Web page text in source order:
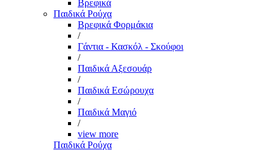
Βρεφικά
Παιδικά Ρούχα
Βρεφικά Φορμάκια
/
Γάντια - Κασκόλ - Σκούφοι
/
Παιδικά Αξεσουάρ
/
Παιδικά Εσώρουχα
/
Παιδικά Μαγιό
/
view more
Παιδικά Ρούχα